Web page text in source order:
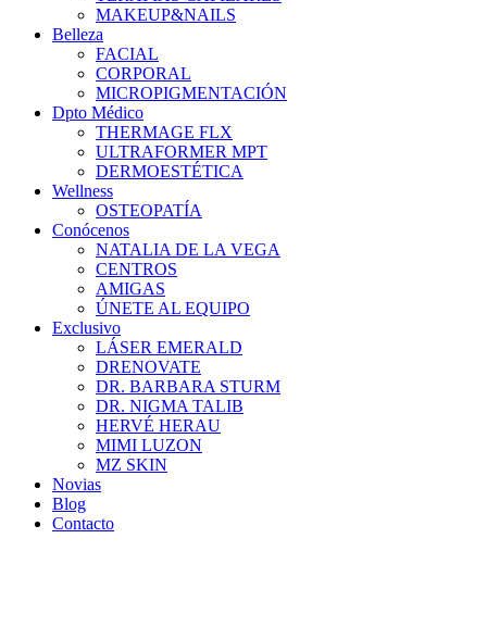
MAKEUP&NAILS
Belleza
FACIAL
CORPORAL
MICROPIGMENTACIÓN
Dpto Médico
THERMAGE FLX
ULTRAFORMER MPT
DERMOESTÉTICA
Wellness
OSTEOPATÍA
Conócenos
NATALIA DE LA VEGA
CENTROS
AMIGAS
ÚNETE AL EQUIPO
Exclusivo
LÁSER EMERALD
DRENOVATE
DR. BARBARA STURM
DR. NIGMA TALIB
HERVÉ HERAU
MIMI LUZON
MZ SKIN
Novias
Blog
Contacto